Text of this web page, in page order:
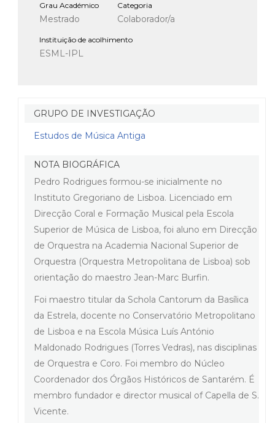
Grau Académico
Mestrado
Categoria
Colaborador/a
Instituição de acolhimento
ESML-IPL
GRUPO DE INVESTIGAÇÃO
Estudos de Música Antiga
NOTA BIOGRÁFICA
Pedro Rodrigues formou-se inicialmente no
Instituto Gregoriano de Lisboa. Licenciado em
Direcção Coral e Formação Musical pela Escola
Superior de Música de Lisboa, foi aluno em Direcção
de Orquestra na Academia Nacional Superior de
Orquestra (Orquestra Metropolitana de Lisboa) sob
orientação do maestro Jean-Marc Burfin.
Foi maestro titular da Schola Cantorum da Basílica
da Estrela, docente no Conservatório Metropolitano
de Lisboa e na Escola Música Luís António
Maldonado Rodrigues (Torres Vedras), nas disciplinas
de Orquestra e Coro. Foi membro do Núcleo
Coordenador dos Órgãos Históricos de Santarém. É
membro fundador e director musical of Capella de S.
Vicente.